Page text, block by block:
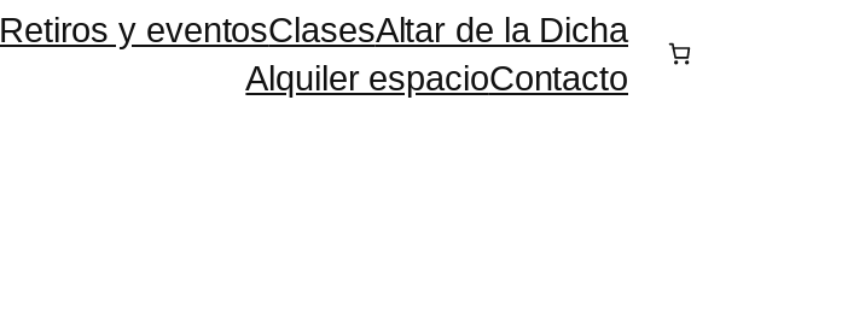
Retiros y eventosClasesAltar de la Dicha
Alquiler espacioContacto